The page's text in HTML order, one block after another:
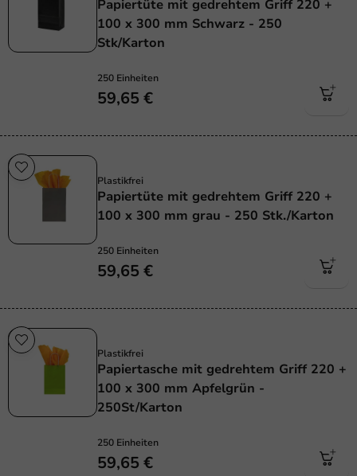
Papiertüte mit gedrehtem Griff 220 +
100 x 300 mm Schwarz - 250
Stk/Karton
250 Einheiten
59,65 €
Plastikfrei
Papiertüte mit gedrehtem Griff 220 +
100 x 300 mm grau - 250 Stk./Karton
250 Einheiten
59,65 €
Plastikfrei
Papiertasche mit gedrehtem Griff 220 +
100 x 300 mm Apfelgrün -
250St/Karton
250 Einheiten
59,65 €